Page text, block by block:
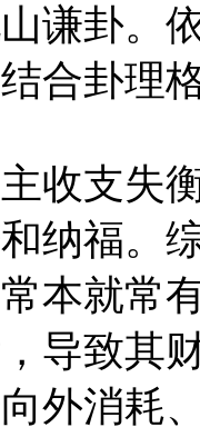
谦卦。
合卦理
收支失
纳福。
本就常
导致其
外消耗